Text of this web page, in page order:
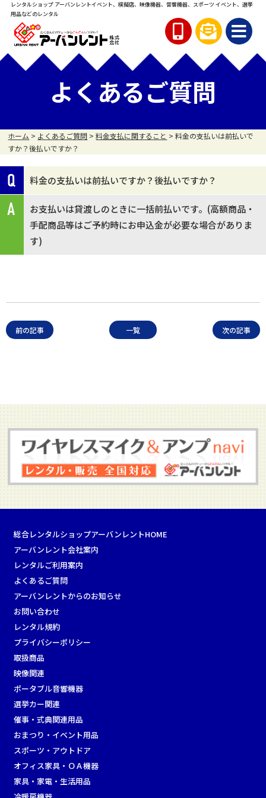
レンタルショップ アーバンレントイベント、模擬店、映像機器、音響機器、スポーツ イベント、選挙
用品などのレンタル
よくあるご質問
ホーム > よくあるご質問 >料金支払に関すること >料金の支払いは前払いで
すか？後払いですか？
料金の支払いは前払いですか？後払いですか？
お支払いは貸渡しのときに一括前払いです。(高額商品・
手配商品等はご予約時にお申込金が必要な場合がありま
す)
前の記事 一覧 次の記事
総合レンタルショップアーバンレントHOME
アーバンレント会社案内
レンタルご利用案内
よくあるご質問
アーバンレントからのお知らせ
お問い合わせ
レンタル規約
プライバシーポリシー
取扱商品
映像関連
ポータブル音響機器
選挙カー関連
催事・式典関連用品
おまつり・イベント用品
スポーツ・アウトドア
オフィス家具・ＯＡ機器
家具・家電・生活用品